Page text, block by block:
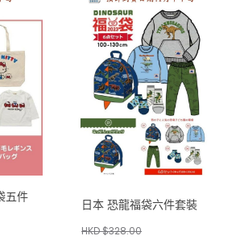
五件
日本 恐龍福袋六件套裝
HKD $328.00